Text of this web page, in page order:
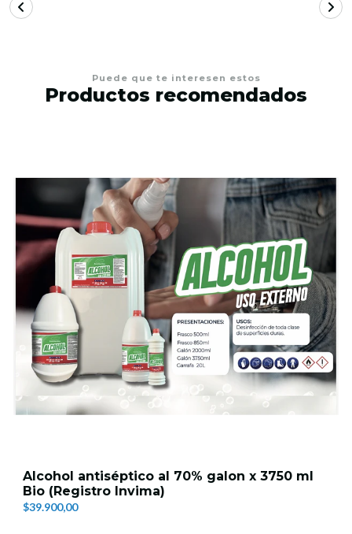
Puede que te interesen estos
Productos recomendados
Alcohol antiséptico al 70% galon x 3750 ml
Bio (Registro Invima)
$39.900,00